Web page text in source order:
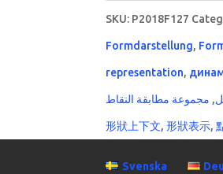
SKU: P2018F127
Formdarstellung,
representation,
, مجموعة مطابقة النقاط
形狀上下文,形狀表示,
Svenska